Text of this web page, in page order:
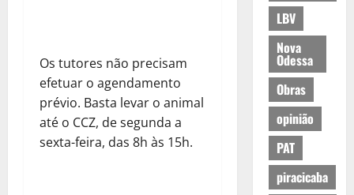
Os tutores não precisam
efetuar o agendamento
prévio. Basta levar o animal
até o CCZ, de segunda a
sexta-feira, das 8h às 15h.
LBV
Nova
Odessa
Obras
opinião
PAT
piracicaba